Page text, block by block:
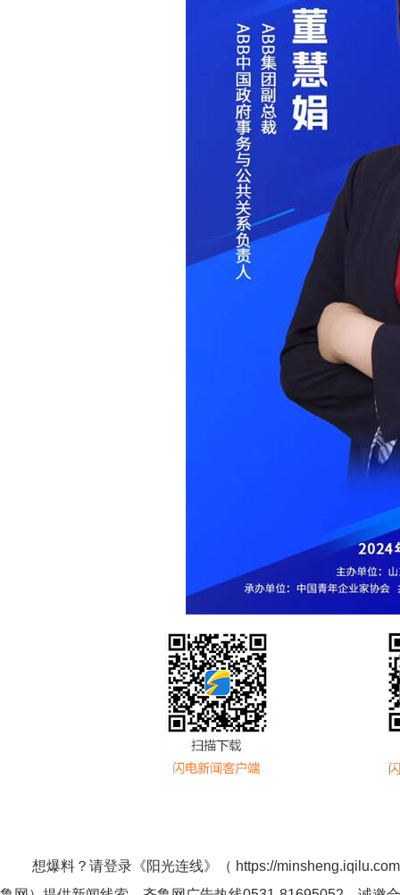
想爆料？请登录《阳光连线》（ https://